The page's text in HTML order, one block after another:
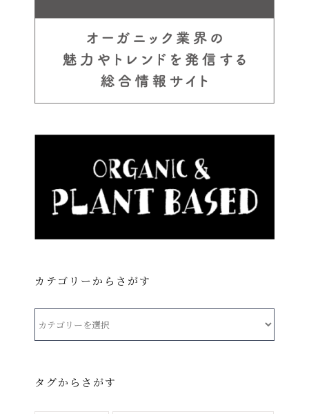
カテゴリーからさがす
ー
タグからさがす